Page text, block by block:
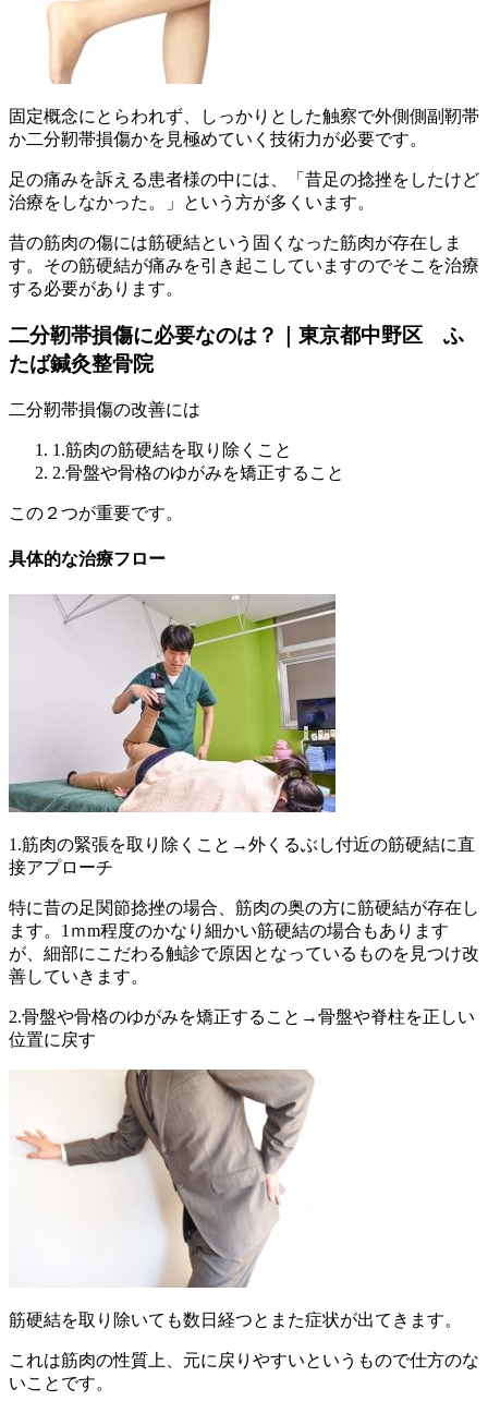
固定概念にとらわれず、しっかりとした触察で外側側副靭帯
か二分靭帯損傷かを見極めていく技術力が必要です。
足の痛みを訴える患者様の中には、「昔足の捻挫をしたけど
治療をしなかった。」という方が多くいます。
昔の筋肉の傷には筋硬結という固くなった筋肉が存在しま
す。その筋硬結が痛みを引き起こしていますのでそこを治療
する必要があります。
二分靭帯損傷に必要なのは？｜東京都中野区 ふ
たば鍼灸整骨院
二分靭帯損傷の改善には
1.筋肉の筋硬結を取り除くこと
2.骨盤や骨格のゆがみを矯正すること
この２つが重要です。
具体的な治療フロー
1.筋肉の緊張を取り除くこと→外くるぶし付近の筋硬結に直
接アプローチ
特に昔の足関節捻挫の場合、筋肉の奥の方に筋硬結が存在し
ます。1ｍm程度のかなり細かい筋硬結の場合もあります
が、細部にこだわる触診で原因となっているものを見つけ改
善していきます。
2.骨盤や骨格のゆがみを矯正すること→骨盤や脊柱を正しい
位置に戻す
筋硬結を取り除いても数日経つとまた症状が出てきます。
これは筋肉の性質上、元に戻りやすいというもので仕方のな
いことです。